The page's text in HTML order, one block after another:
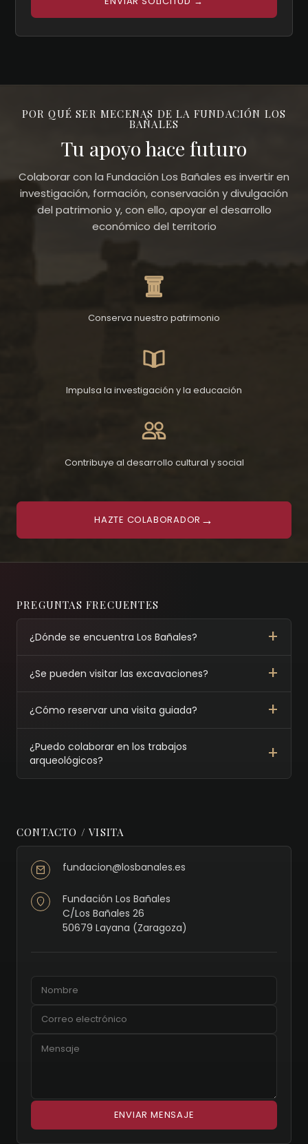
POR QUÉ SER MECENAS DE LA FUNDACIÓN LOS
BAÑALES
Tu apoyo hace futuro
Colaborar con la Fundación Los Bañales es invertir en
investigación, formación, conservación y divulgación
del patrimonio y, con ello, apoyar el desarrollo
económico del territorio
Conserva nuestro patrimonio
Impulsa la investigación y la educación
Contribuye al desarrollo cultural y social
HAZTE COLABORADOR →
PREGUNTAS FRECUENTES
¿Dónde se encuentra Los Bañales?
¿Se pueden visitar las excavaciones?
¿Cómo reservar una visita guiada?
¿Puedo colaborar en los trabajos
arqueológicos?
CONTACTO / VISITA
fundacion@losbanales.es
Fundación Los Bañales
C/Los Bañales 26
50679 Layana (Zaragoza)